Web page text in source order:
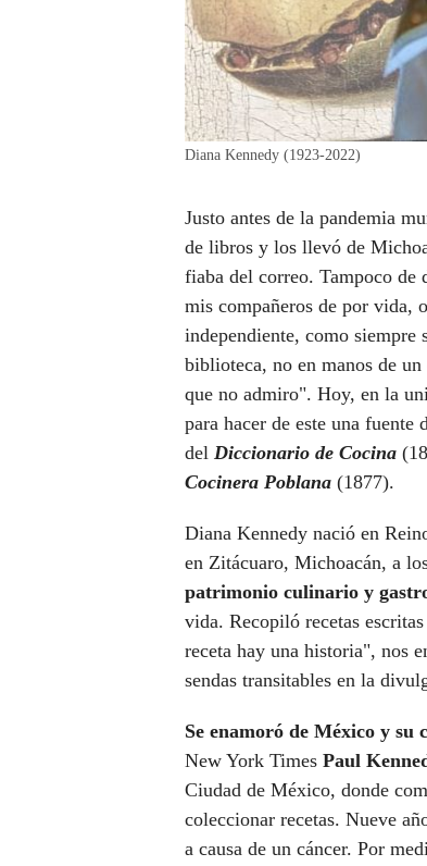
Diana Kennedy (1923-2022)
Justo antes de la pandemia
de libros y los llevó de
fiaba del correo. Tampoco de
mis compañeros de por vida,
independiente, como
biblioteca, no en manos de
que no admiro". Hoy, en la
para hacer de este una
del Diccionario de Cocina
Cocinera Poblana (1877).
Diana Kennedy nació en
en Zitácuaro, Michoacán, a
patrimonio culinario y
vida. Recopiló recetas
receta hay una historia", nos
sendas transitables en la
Se enamoró de México y su
New York Times Paul
Ciudad de México, donde
coleccionar recetas. Nueve
a causa de un cáncer. Por